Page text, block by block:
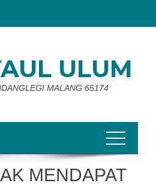
ULUM
MALANG 65174
MENDAPAT